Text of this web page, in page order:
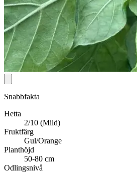
Snabbfakta
Hetta
2/10 (Mild)
Fruktfärg
Gul/Orange
Planthöjd
50-80 cm
Odlingsnivå